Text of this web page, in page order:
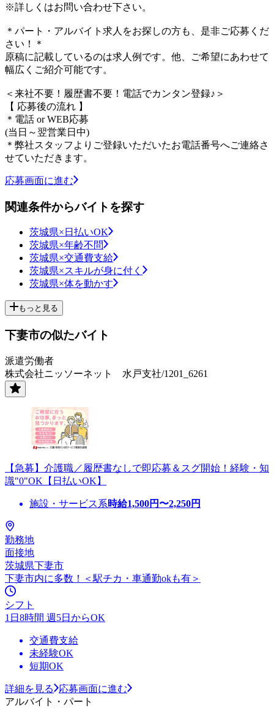
※詳しくはお問い合わせ下さい。
＊パート・アルバイト求人をお探しの方も、是非ご応募くだ
さい！＊
原稿に記載しているのは求人例です。他、ご希望にあわせて
幅広くご紹介可能です。
＜来社不要！履歴書不要！電話でカンタン登録♪＞
【 応募後の流れ 】
＊電話 or WEB応募
(当日～翌営業日中)
＊弊社スタッフよりご登録いただいたお電話番号へご連絡さ
せていただきます。
応募画面に進む
関連条件からバイトを探す
茨城県×日払いOK
茨城県×年齢不問
茨城県×交通費支給
茨城県×スキルが身に付く
茨城県×体を動かす
もっと見る
下妻市の似たバイト
派遣労働者
株式会社ニッソーネット 水戸支社/1201_6261
【急募】介護職／履歴書なしで即応募＆スグ開始！経験・知
識"0"OK【日払いOK】
施設・サービス系時給1,500円〜2,250円
勤務地
面接地
茨城県下妻市
下妻市内に多数！＜駅チカ・車通勤okも有＞
シフト
1日8時間 週5日からOK
交通費支給
未経験OK
短期OK
詳細を見る
応募画面に進む
アルバイト・パート